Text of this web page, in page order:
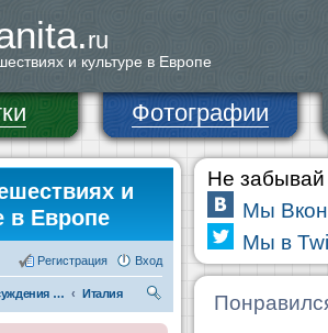
ru
и культуре в Европе
Фотографии
и
в Европе
Вход
Регистрация
Обсуждения и информация по странам Италия
Не забывай
Мы
Мы в